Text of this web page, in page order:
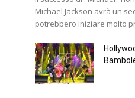
Michael Jackson avrà un
potrebbero iniziare molto